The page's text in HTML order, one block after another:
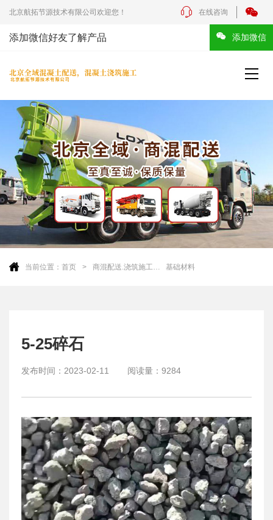
北京航拓节源技术有限公司欢迎您！ 在线咨询
添加微信好友了解产品 添加微信
当前位置： 首页 商混配送.浇筑施工 基础材料
5-25碎石
发布时间： 2023-02-11 阅读量： 9284